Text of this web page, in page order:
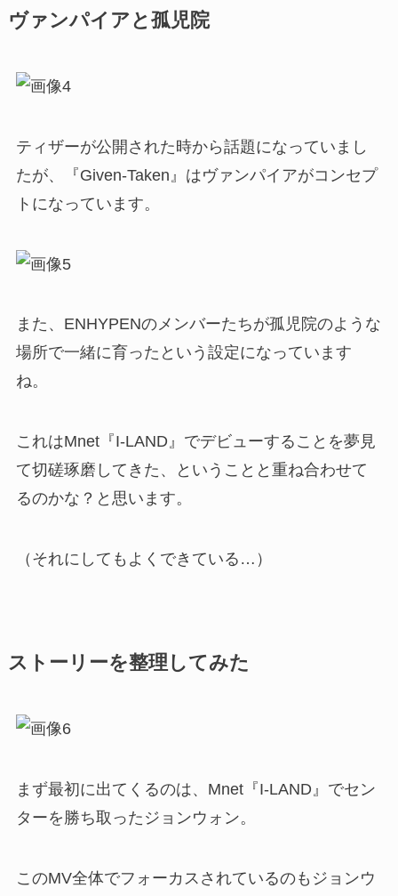
ヴァンパイアと孤児院
ティザーが公開された時から話題になっていまし
たが、『Given-Taken』はヴァンパイアがコンセプ
トになっています。
また、ENHYPENのメンバーたちが孤児院のような
場所で一緒に育ったという設定になっています
ね。
これはMnet『I-LAND』でデビューすることを夢見
て切磋琢磨してきた、ということと重ね合わせて
るのかな？と思います。
（それにしてもよくできている…）
ストーリーを整理してみた
まず最初に出てくるのは、Mnet『I-LAND』でセン
ターを勝ち取ったジョンウォン。
このMV全体でフォーカスされているのもジョンウ